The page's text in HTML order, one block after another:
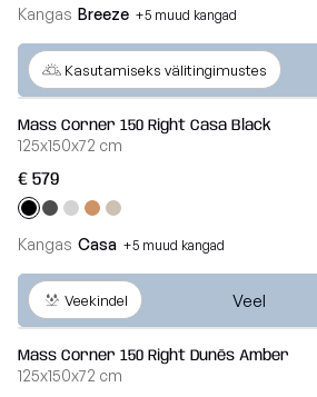
Vaata
kõiki
Kangas Breeze +5 muud kangad
Veel
Kasutamiseks välitingimustes
Mass Corner 150 Right Casa Black
125x150x72 cm
€ 579
Kangas Casa +5 muud kangad
Veel
Veekindel
Mass Corner 150 Right Dunẽs Amber
125x150x72 cm